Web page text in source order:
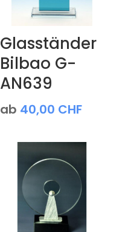
Glasständer
Bilbao G-
AN639
ab 40,00 CHF